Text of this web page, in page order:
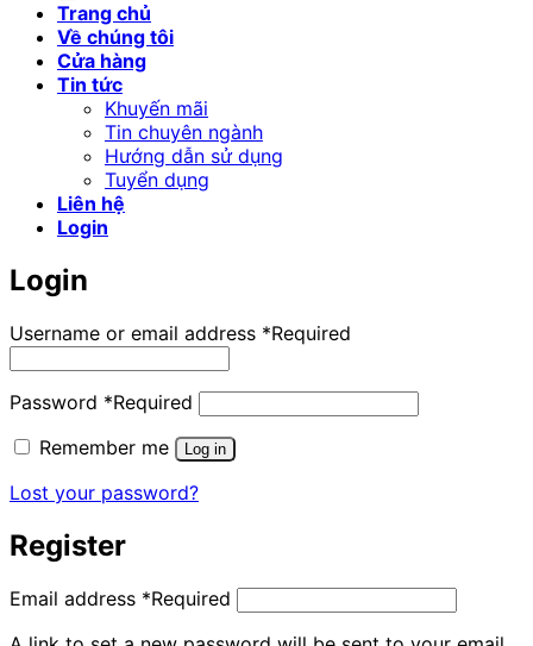
Trang chủ
Về chúng tôi
Cửa hàng
Tin tức
Khuyến mãi
Tin chuyên ngành
Hướng dẫn sử dụng
Tuyển dụng
Liên hệ
Login
Login
Username or email address *Required
Password *Required
Remember me
Log in
Lost your password?
Register
Email address *Required